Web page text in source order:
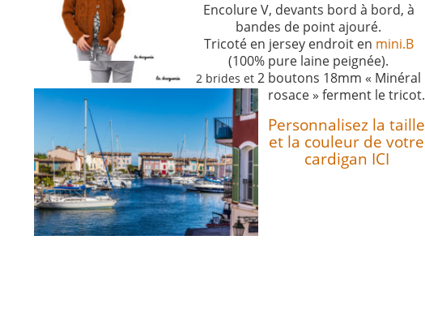
Encolure V, devants bord à bord, à
bandes de point ajouré.
Tricoté en jersey endroit en mini.B
(100% pure laine peignée).
2 brides et 2 boutons 18mm « Minéral
rosace » ferment le tricot.
Personnalisez la taille
et la couleur de votre
cardigan ICI